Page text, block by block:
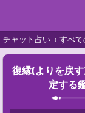
チャット占い すべ
復縁(よりを戻
定する